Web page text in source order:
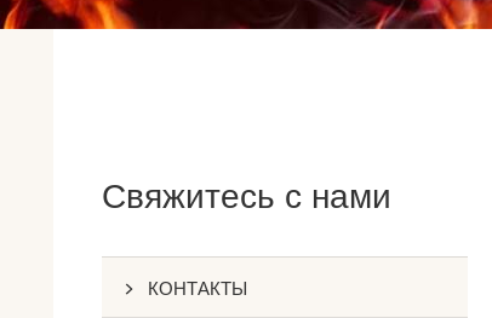
Свяжитесь с нами
КОНТАКТЫ